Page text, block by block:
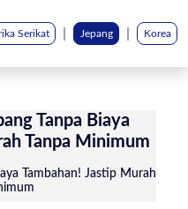
Serikat Jepang Korea
Tanpa Biaya
Tanpa Minimum
Tambahan! Jastip Murah